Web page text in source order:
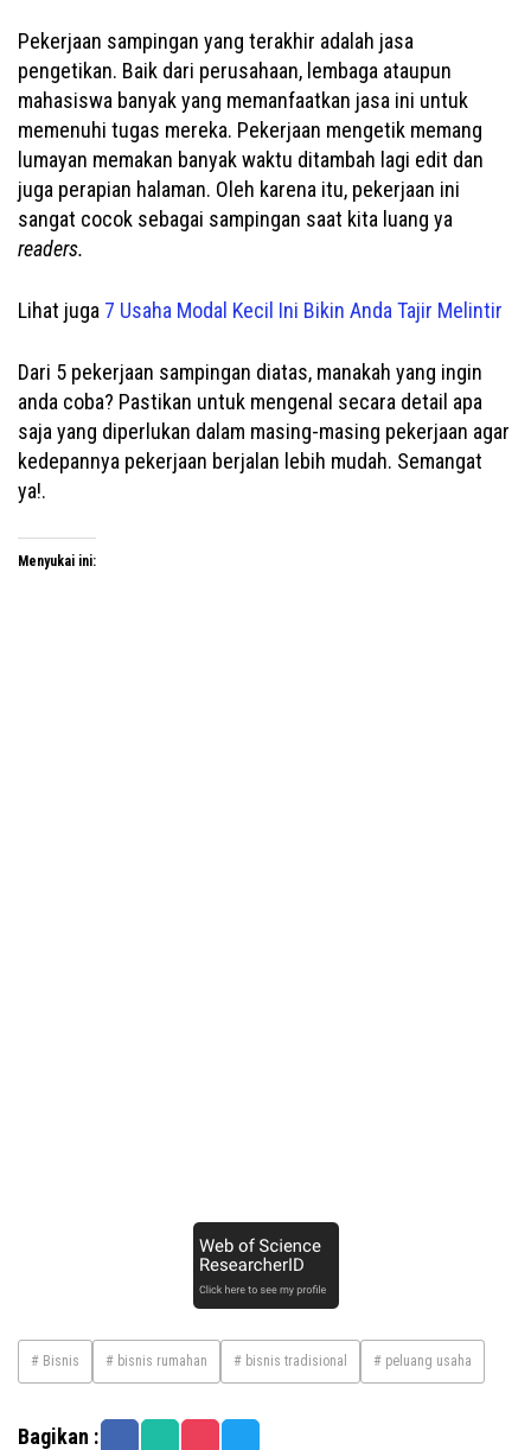
Pekerjaan sampingan yang terakhir adalah jasa
pengetikan. Baik dari perusahaan, lembaga ataupun
mahasiswa banyak yang memanfaatkan jasa ini untuk
memenuhi tugas mereka. Pekerjaan mengetik memang
lumayan memakan banyak waktu ditambah lagi edit dan
juga perapian halaman. Oleh karena itu, pekerjaan ini
sangat cocok sebagai sampingan saat kita luang ya
readers.
Lihat juga 7 Usaha Modal Kecil Ini Bikin Anda Tajir Melintir
Dari 5 pekerjaan sampingan diatas, manakah yang ingin
anda coba? Pastikan untuk mengenal secara detail apa
saja yang diperlukan dalam masing-masing pekerjaan agar
kedepannya pekerjaan berjalan lebih mudah. Semangat
ya!.
Menyukai ini:
# Bisnis # bisnis rumahan # bisnis tradisional # peluang usaha
Bagikan :